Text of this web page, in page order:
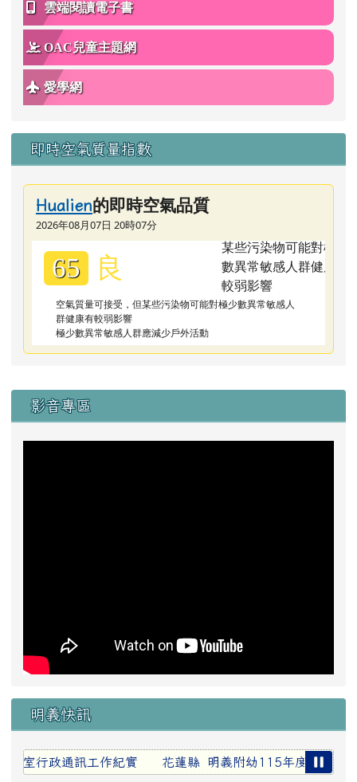
雲端閱讀電子書
OAC兒童主題網
愛學網
即時空氣質量指數
Hualien的即時空氣品質
2026年08月07日 20時07分
65 良
空氣質量可接受，但某些污染物可能對極少數異常敏感人
群健康有較弱影響
極少數異常敏感人群應減少戶外活動
右邊區域內容
影音專區
明義快訊
室行政通訊工作紀實 花蓮縣 明義附幼115年度新生報名